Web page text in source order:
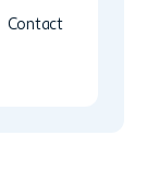
Contact